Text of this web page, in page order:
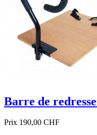
Barre de
Prix 190,00 CHF